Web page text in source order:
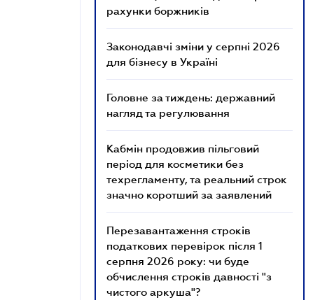
рахунки боржників
Законодавчі зміни у серпні 2026
для бізнесу в Україні
Головне за тиждень: державний
нагляд та регулювання
Кабмін продовжив пільговий
період для косметики без
техрегламенту, та реальний строк
значно коротший за заявлений
Перезавантаження строків
податкових перевірок після 1
серпня 2026 року: чи буде
обчислення строків давності "з
чистого аркуша"?